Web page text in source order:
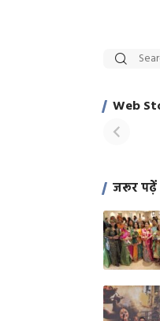
Web
जरूर पढ़ें